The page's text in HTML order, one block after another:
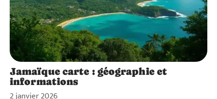
Jamaïque carte : géographie et
informations